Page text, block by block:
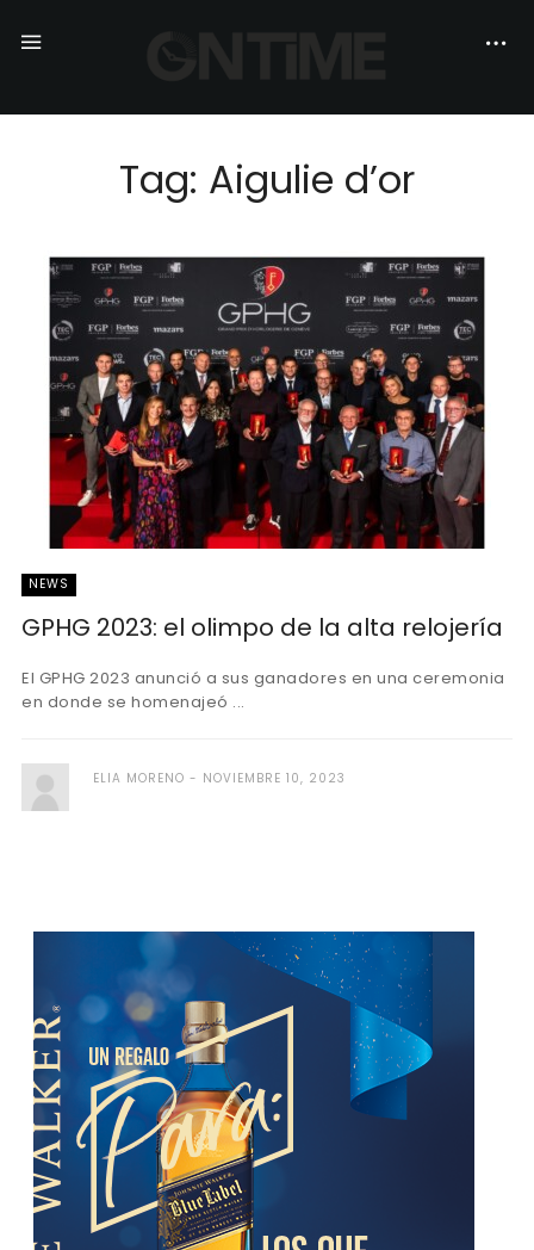
Tag: Aigulie d’or
NEWS
GPHG 2023: el olimpo de la alta relojería
El GPHG 2023 anunció a sus ganadores en una ceremonia
en donde se homenajeó ...
ELIA MORENO NOVIEMBRE 10, 2023